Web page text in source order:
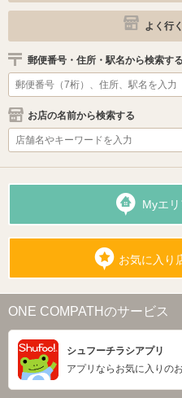
よく行
郵便番号・住所・駅名から検索する
お店の名前から検索する
Myエ
お気に入り
ONE COMPATHのサービス
シュフーチラシアプリ
アプリならお気に入りの